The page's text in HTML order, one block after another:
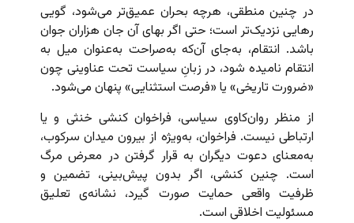
در چنین منطقی، هرچه بحران عمیق‌تر می‌شود، گویی
رهایی نزدیک‌تر است؛ حتی اگر بهای آن جان هزاران جوان
باشد. انتقام، به‌جای آن‌که به‌صراحت به‌عنوان میل به
انتقام نامیده شود، در زبانِ سیاست تحت عناوینی چون
«ضرورت تاریخی» یا «فرصت استثنایی» پنهان می‌شود.
از منظر روان‌کاوی سیاسی، فراخوان کنشی خنثی و یا
ارتباطی نیست. فراخوان، به‌ویژه از بیرون میدان سرکوب،
به‌معنای دعوت دیگران به قرار گرفتن در معرض مرگ
است. چنین کنشی، اگر بدون پیش‌بینی، تضمین و
ظرفیت واقعی حمایت صورت گیرد، نشانه‌ی تعلیق
مسئولیت اخلاقی است.